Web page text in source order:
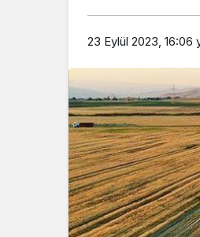
23 Eylül 2023, 16:06